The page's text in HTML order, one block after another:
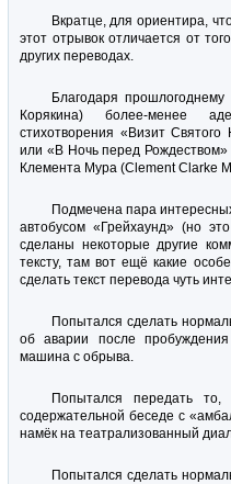
Вкратце, для ориентира,
этот отрывок отличается от
других переводах.
Благодаря
Корякина) более-менее
стихотворения «Визит
или «В Ночь перед
Клемента Мура (Сlement Сlarke
Подмечена пара
автобусом «Грейхаунд» (но
сделаны некоторые другие
тексту, там вот ещё какие
сделать текст перевода чуть
Попытался сделать
об аварии после
машина с обрыва.
Попытался передать
содержательной беседе с
намёк на театрализованный
Попытался сделать